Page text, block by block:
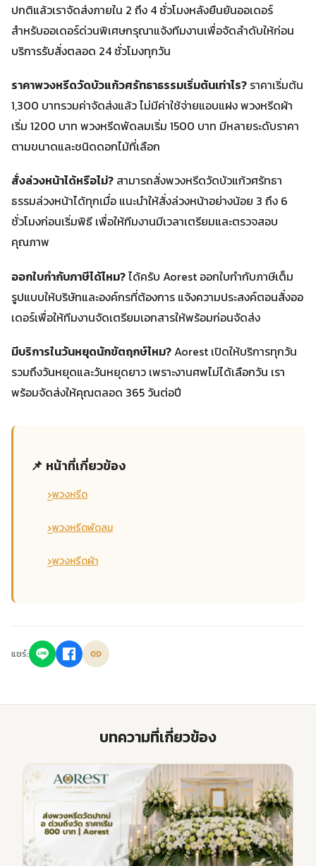
ปกติแล้วเราจัดส่งภายใน 2 ถึง 4 ชั่วโมงหลังยืนยันออเดอร์
สำหรับออเดอร์ด่วนพิเศษกรุณาแจ้งทีมงานเพื่อจัดลำดับให้ก่อน
บริการรับสั่งตลอด 24 ชั่วโมงทุกวัน
ราคาพวงหรีดวัดบัวแก้วศรัทธาธรรมเริ่มต้นเท่าไร? ราคาเริ่มต้น
1,300 บาทรวมค่าจัดส่งแล้ว ไม่มีค่าใช้จ่ายแอบแฝง พวงหรีดผ้า
เริ่ม 1200 บาท พวงหรีดพัดลมเริ่ม 1500 บาท มีหลายระดับราคา
ตามขนาดและชนิดดอกไม้ที่เลือก
สั่งล่วงหน้าได้หรือไม่? สามารถสั่งพวงหรีดวัดบัวแก้วศรัทธา
ธรรมล่วงหน้าได้ทุกเมื่อ แนะนำให้สั่งล่วงหน้าอย่างน้อย 3 ถึง 6
ชั่วโมงก่อนเริ่มพิธี เพื่อให้ทีมงานมีเวลาเตรียมและตรวจสอบ
คุณภาพ
ออกใบกำกับภาษีได้ไหม?ได้ครับ Aorest ออกใบกำกับภาษีเต็ม
รูปแบบให้บริษัทและองค์กรที่ต้องการ แจ้งความประสงค์ตอนสั่งออ
เดอร์เพื่อให้ทีมงานจัดเตรียมเอกสารให้พร้อมก่อนจัดส่ง
มีบริการในวันหยุดนักขัตฤกษ์ไหม?Aorest เปิดให้บริการทุกวัน
รวมถึงวันหยุดและวันหยุดยาว เพราะงานศพไม่ได้เลือกวัน เรา
พร้อมจัดส่งให้คุณตลอด 365 วันต่อปี
📌 หน้าที่เกี่ยวข้อง
›พวงหรีด
›พวงหรีดพัดลม
›พวงหรีดผ้า
แชร์:
บทความที่เกี่ยวข้อง